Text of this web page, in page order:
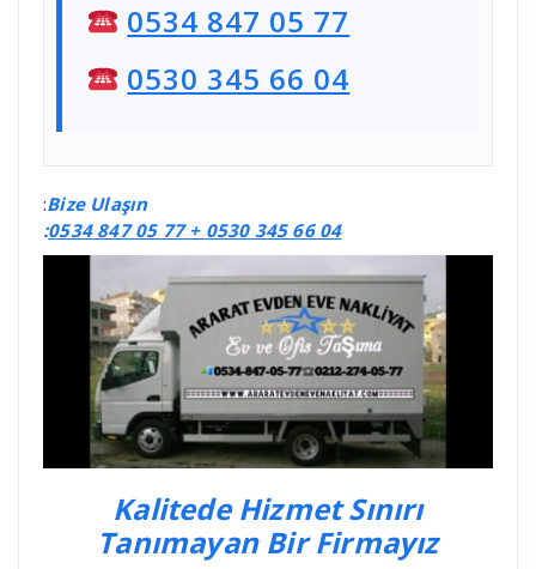
0534 847 05 77
0530 345 66 04
:Bize Ulaşın
:0534 847 05 77 + 0530 345 66 04
Kalitede Hizmet Sınırı
Tanımayan Bir Firmayız